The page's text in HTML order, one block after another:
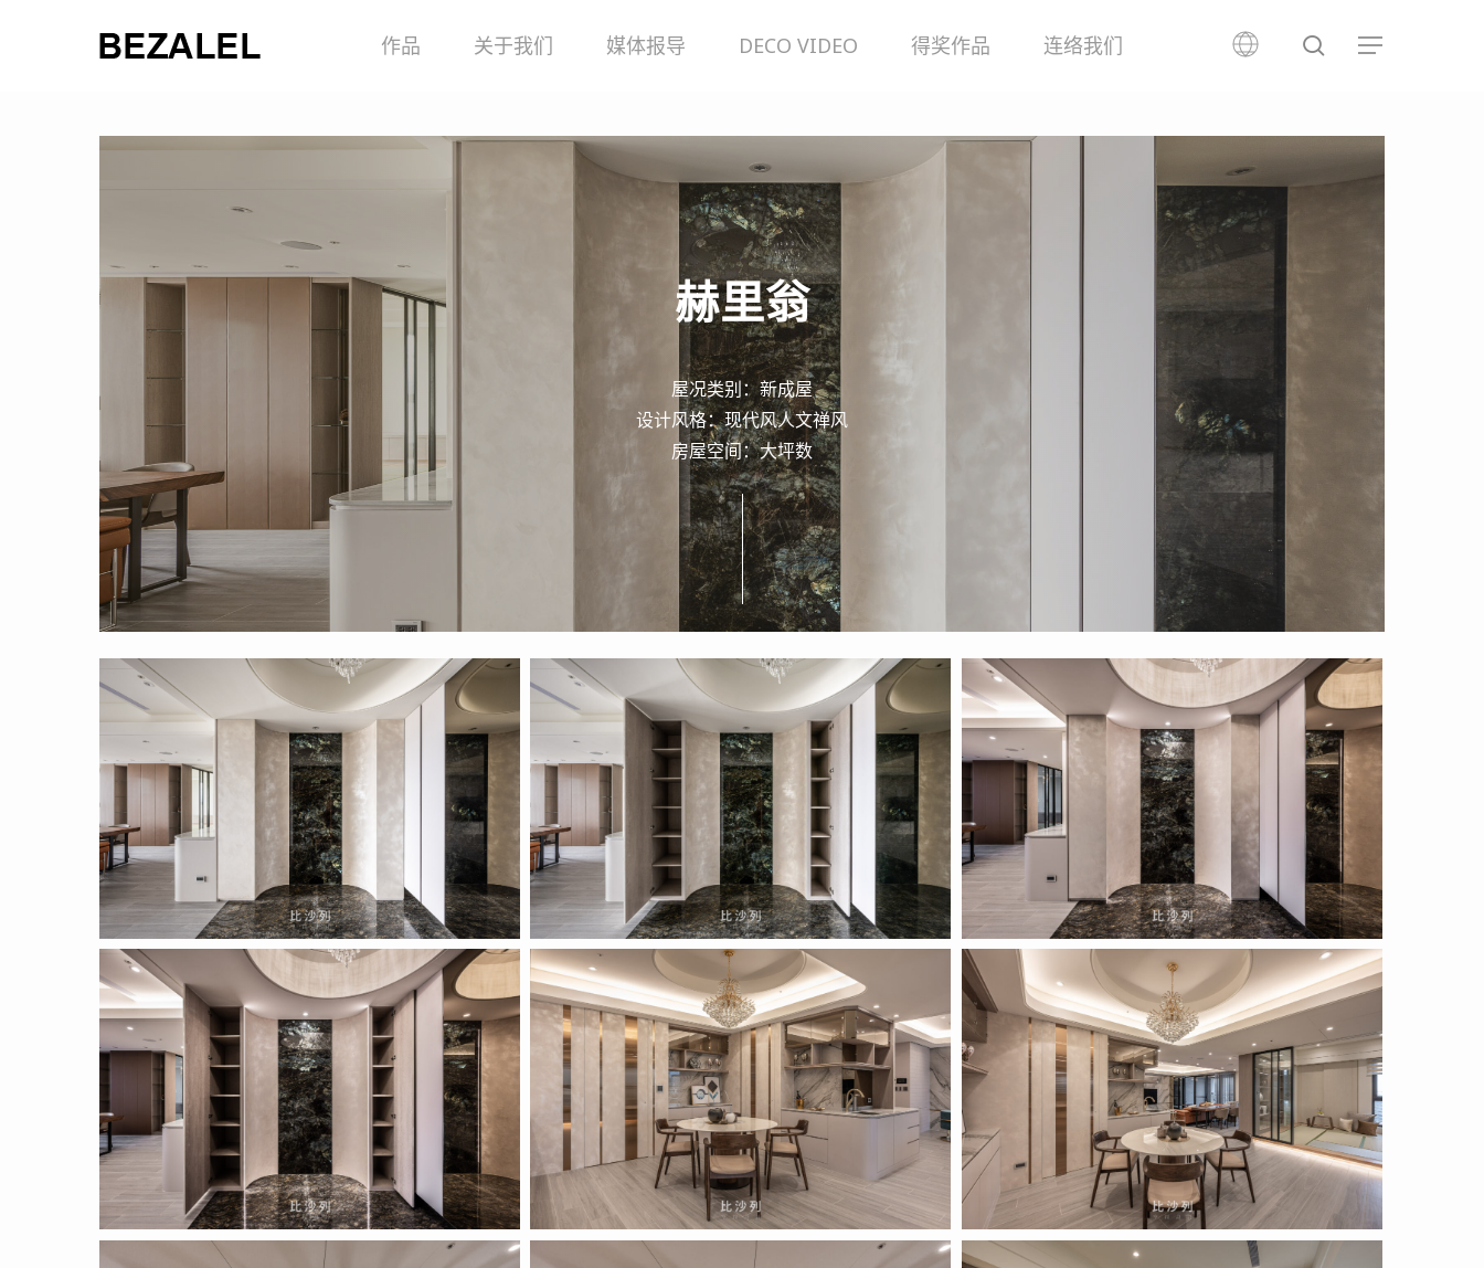
Hit enter to search or ESC to close
作品 关于我们 媒体报导 DECO VIDEO 得奖作品 连络我们 search
Menu
赫里翁
屋况类别：新成屋
设计风格：现代风人文禅风
房屋空间：大坪数
2022.04.14
(1)
2022.04.14
(2)
2022.04.14
(3)
2022.04.14
(4)
2022.04.14
(5)
2022.04.14
(6)
2022.04.14